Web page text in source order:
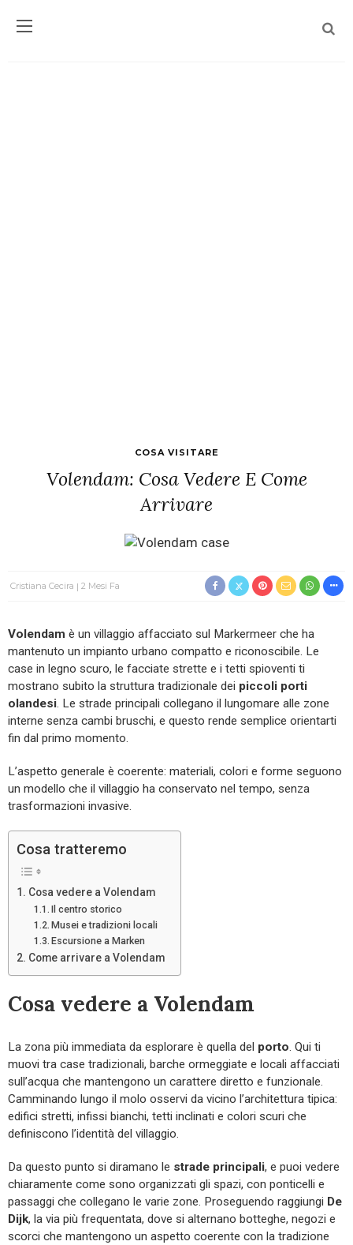
COSA VISITARE
Volendam: Cosa Vedere E Come
Arrivare
Cristiana Cecira 2 Mesi Fa
Volendam è un villaggio affacciato sul Markermeer che ha
mantenuto un impianto urbano compatto e riconoscibile. Le
case in legno scuro, le facciate strette e i tetti spioventi ti
mostrano subito la struttura tradizionale dei piccoli porti
olandesi. Le strade principali collegano il lungomare alle zone
interne senza cambi bruschi, e questo rende semplice orientarti
fin dal primo momento.
L’aspetto generale è coerente: materiali, colori e forme seguono
un modello che il villaggio ha conservato nel tempo, senza
trasformazioni invasive.
Cosa tratteremo
Cosa vedere a Volendam
Il centro storico
Musei e tradizioni locali
Escursione a Marken
Come arrivare a Volendam
Cosa vedere a Volendam
La zona più immediata da esplorare è quella del porto. Qui ti
muovi tra case tradizionali, barche ormeggiate e locali affacciati
sull’acqua che mantengono un carattere diretto e funzionale.
Camminando lungo il molo osservi da vicino l’architettura tipica:
edifici stretti, infissi bianchi, tetti inclinati e colori scuri che
definiscono l’identità del villaggio.
Da questo punto si diramano le strade principali, e puoi vedere
chiaramente come sono organizzati gli spazi, con ponticelli e
passaggi che collegano le varie zone. Proseguendo raggiungi De
Dijk, la via più frequentata, dove si alternano botteghe, negozi e
scorci che mantengono un aspetto coerente con la tradizione